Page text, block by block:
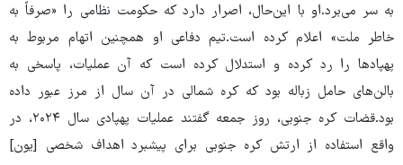
به سر می‌برد.او با این‌حال، اصرار دارد که حکومت نظامی را «صرفاً به
خاطر ملت» اعلام کرده است.تیم دفاعی او همچنین اتهام مربوط به
پهپادها را رد کرده و استدلال کرده است که آن عملیات، پاسخی به
بالن‌های حامل زباله بود که کره شمالی در آن سال از مرز عبور داده
بود.قضات کره جنوبی، روز جمعه گفتند عملیات پهپادی سال ۲۰۲۴، در
واقع استفاده از ارتش کره جنوبی برای پیشبرد اهداف شخصی [یون]